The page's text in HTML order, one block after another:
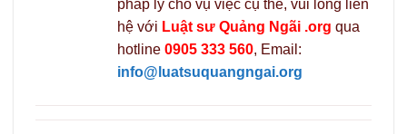
pháp lý cho vụ việc cụ thể, vui lòng liên
hệ với Luật sư Quảng Ngãi .org qua
hotline 0905 333 560, Email:
info@luatsuquangngai.org